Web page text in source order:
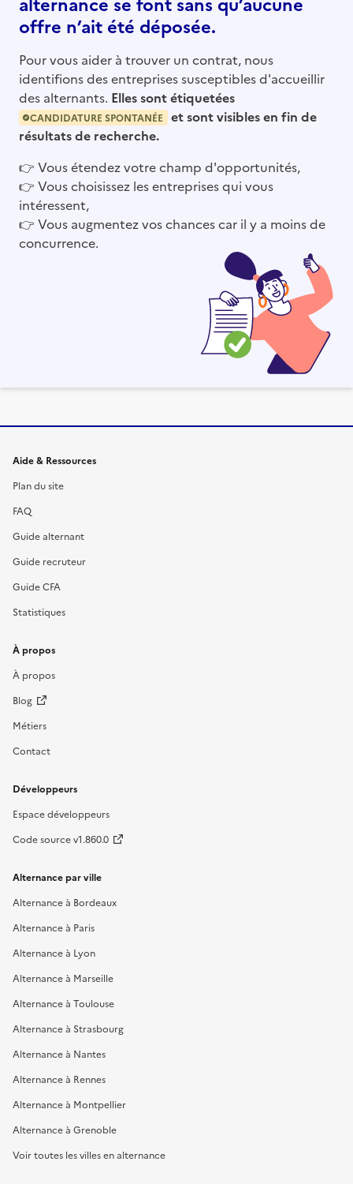
offre n’ait été déposée.
Pour vous aider à trouver un contrat, nous
identifions des entreprises susceptibles d'accueillir
des alternants. Elles sont étiquetées
CANDIDATURE SPONTANÉE
et sont visibles en fin de
résultats de recherche.
👉 Vous étendez votre champ d'opportunités,
👉 Vous choisissez les entreprises qui vous
intéressent,
👉 Vous augmentez vos chances car il y a moins de
concurrence.
Informations et liens du site
Aide & Ressources
Plan du site
FAQ
Guide alternant
Guide recruteur
Guide CFA
Statistiques
À propos
À propos
Blog
Métiers
Contact
Développeurs
Espace développeurs
Code source v1.860.0
Alternance par ville
Alternance à Bordeaux
Alternance à Paris
Alternance à Lyon
Alternance à Marseille
Alternance à Toulouse
Alternance à Strasbourg
Alternance à Nantes
Alternance à Rennes
Alternance à Montpellier
Alternance à Grenoble
Voir toutes les villes en alternance